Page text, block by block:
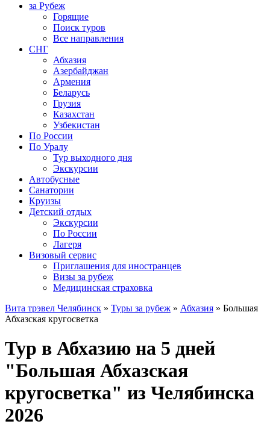
за Рубеж
Горящие
Поиск туров
Все направления
СНГ
Абхазия
Азербайджан
Армения
Беларусь
Грузия
Казахстан
Узбекистан
По России
По Уралу
Тур выходного дня
Экскурсии
Автобусные
Санатории
Круизы
Детский отдых
Экскурсии
По России
Лагеря
Визовый сервис
Приглашения для иностранцев
Визы за рубеж
Медицинская страховка
Вита трэвел Челябинск » Туры за рубеж » Абхазия » Большая
Абхазская кругосветка
Тур в Абхазию на 5 дней
"Большая Абхазская
кругосветка" из Челябинска
2026